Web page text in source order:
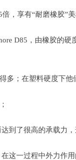
，享有“耐磨橡胶”美
D85，由橡胶的
；在塑料硬度下他
到了很高的承载力
这一过程中外力